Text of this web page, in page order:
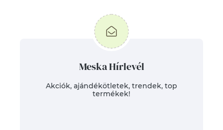
Meska Hírlevél
Akciók, ajándékötletek, trendek, top
termékek!